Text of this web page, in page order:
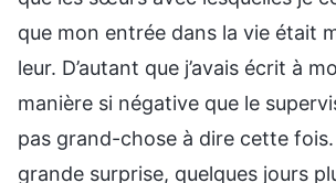
que mon entrée dans la vie était
leur. D’autant que j’avais écrit à
manière si négative que le
pas grand-chose à dire cette fois.
grande surprise, quelques jours